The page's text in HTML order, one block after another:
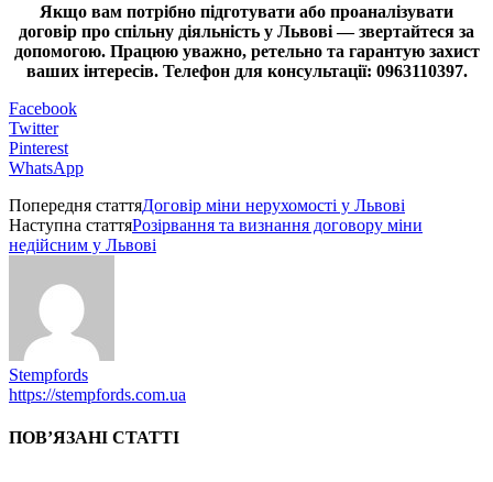
Якщо вам потрібно підготувати або проаналізувати
договір про спільну діяльність у Львові — звертайтеся за
допомогою. Працюю уважно, ретельно та гарантую захист
ваших інтересів. Телефон для консультації: 0963110397.
Facebook
Twitter
Pinterest
WhatsApp
Попередня статтяДоговір міни нерухомості у Львові
Наступна статтяРозірвання та визнання договору міни
недійсним у Львові
Stempfords
https://stempfords.com.ua
ПОВ’ЯЗАНІ СТАТТІ